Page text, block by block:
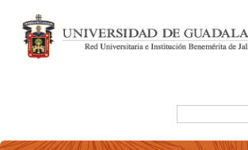
principal
Buscar